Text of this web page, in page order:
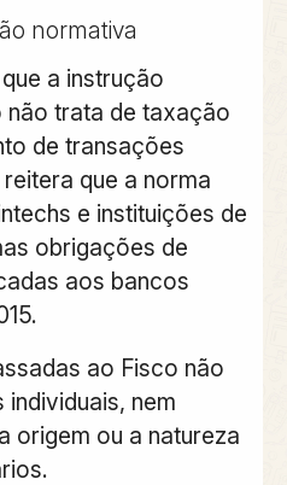
normativa
a instrução
não trata de taxação
de transações
que a norma
e instituições de
obrigações de
aos bancos
ao Fisco não
nem
origem ou a natureza